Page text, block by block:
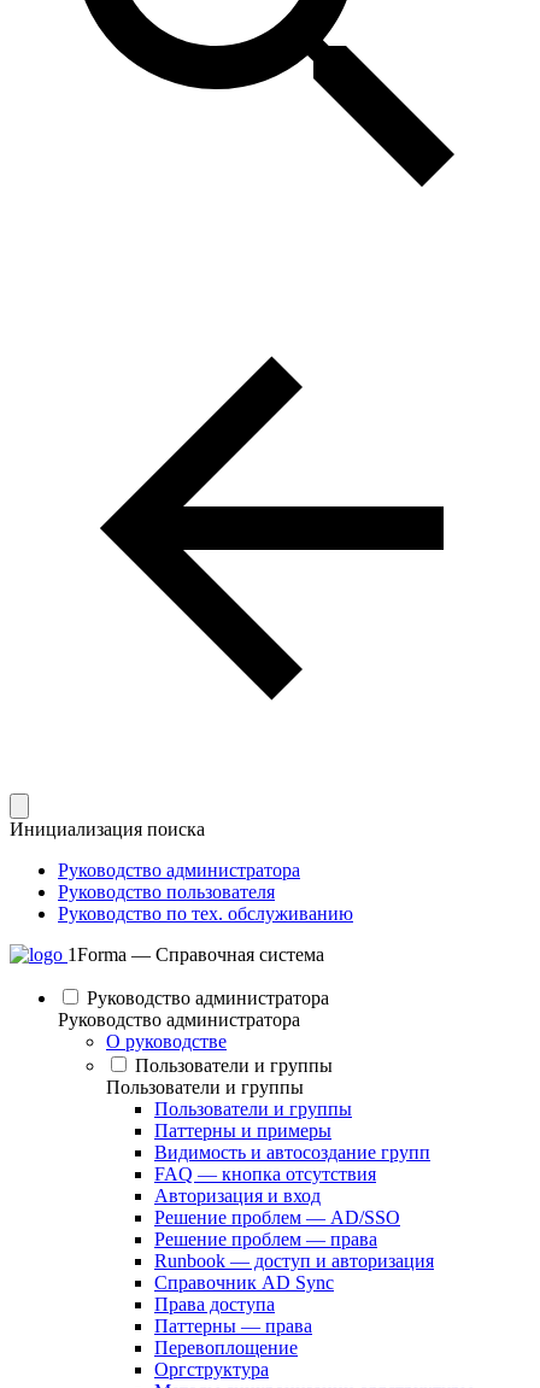
Инициализация поиска
Руководство администратора
Руководство пользователя
Руководство по тех. обслуживанию
1Forma — Справочная система
Руководство администратора
Руководство администратора
О руководстве
Пользователи и группы
Пользователи и группы
Пользователи и группы
Паттерны и примеры
Видимость и автосоздание групп
FAQ — кнопка отсутствия
Авторизация и вход
Решение проблем — AD/SSO
Решение проблем — права
Runbook — доступ и авторизация
Справочник AD Sync
Права доступа
Паттерны — права
Перевоплощение
Оргструктура